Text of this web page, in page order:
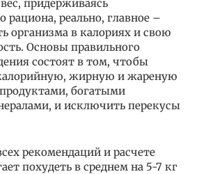
придерживаясь
рациона, реально, главное –
организма в калориях и свою
Основы правильного
состоят в том, чтобы
жирную и жареную
богатыми
и исключить перекусы
рекомендаций и расчете
похудеть в среднем на 5-7 кг